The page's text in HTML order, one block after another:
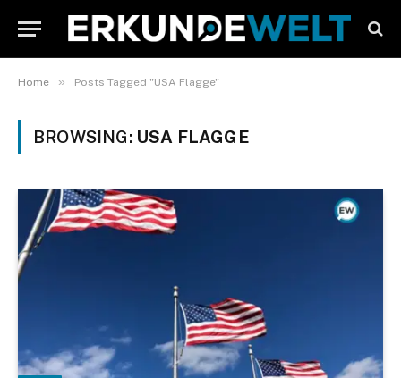
Home » Posts Tagged "USA Flagge"
BROWSING: USA FLAGGE